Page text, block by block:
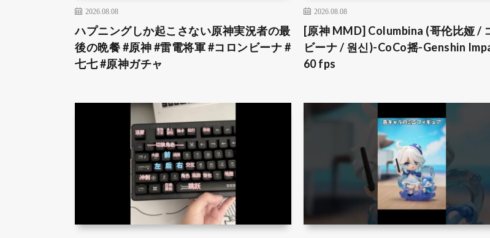
2026.08.08
ハプニングしか起こさない原神実況者の最
後の晩餐 #原神 #雷電将軍 #コロンビーナ #
七七 #原神ガチャ
2026.08.08
[原神 MMD] Columbina (哥伦比娅 /
ビーナ / 원신)-CoCo摇-Genshin
60 fps